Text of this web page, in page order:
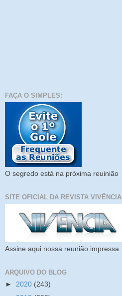
FAÇA O SIMPLES:
O segredo está na próxima reuinião
SITE OFICIAL DA REVISTA VIVÊNCIA
Assine aqui nossa reunião impressa
ARQUIVO DO BLOG
► 2020 (243)